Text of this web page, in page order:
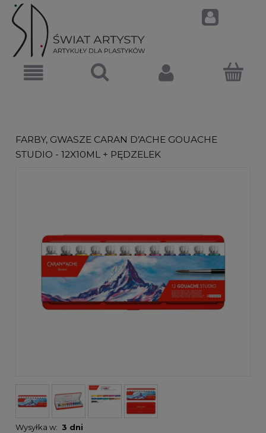
FARBY, GWASZE CARAN D’ACHE GOUACHE
STUDIO - 12X10ML + PĘDZELEK
Wysyłka w: 3 dni